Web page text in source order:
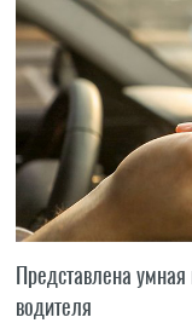
Представлена умная
водителя